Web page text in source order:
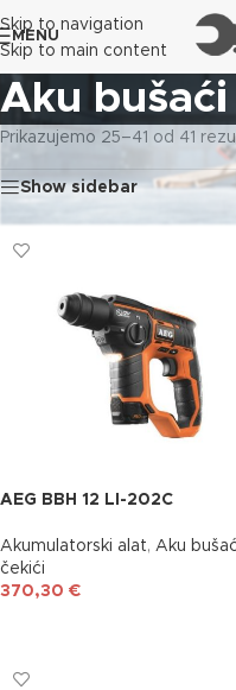
Skip to navigation
Skip to main content
MENU
Aku
Prikazujemo 25–41 od 41
Show sidebar
AEG BBH 12 LI-202C
Akumulatorski alat, Aku
čekići
370,30 €